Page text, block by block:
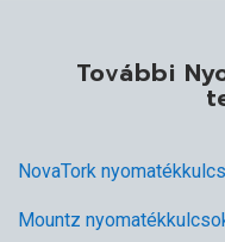
További
NovaTork
Mountz